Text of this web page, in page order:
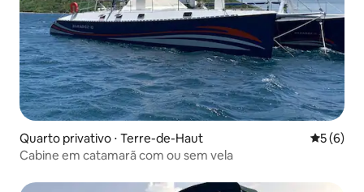
Quarto privativo ⋅ Terre-de-Haut 5 de
5 (6)
Cabine em catamarã com ou sem vela